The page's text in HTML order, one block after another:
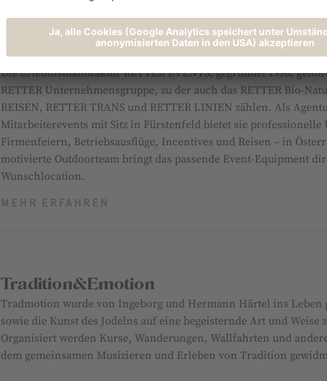
Retter Events
Die Erlebnismanufaktur RETTER EVENTS, gegründet 1996,
RETTER Unternehmensgruppe, zu der auch das RETTER Bio-
REISEN, RETTER TRANS und RETTER LINIEN zählen. Als
Mitarbeiterevents mit Sitz in Fürstenfeld bietet sie professionelle
Firmenfeiern, Betriebsausflüge, Incentives und Reisen – in
motivierte Outdoorteam bringt das passende Event-Equipment
Wunschlocation.
MEHR ERFAHREN
Tradition&Emotion
Tradmotion wurde von Ingeborg und Hermann Härtel ins Leben
sowie die Kunst des Jodelns auf eine begeisternde Art und Weise
Organisiert werden Kurse, Wanderungen, Wallfahrten und
dem gemeinsamen Musizieren und Erleben von Tradition